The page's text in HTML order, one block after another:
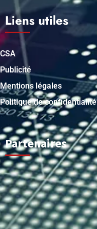
Liens utiles
CSA
Publicité
Mentions légales
Politique de confidentialité
Partenaires